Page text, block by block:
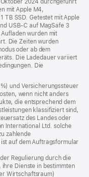
mit Apple M4,
TB SSD. Getestet mit Apple
USB‑C auf MagSafe 3
wurden mit
Die Zeiten wurden
oder ab dem
Die Ladedauer variiert
Die
und Versicherungssteuer
wenn nicht anders
die entsprechend dem
klassifiziert sind,
des Landes oder
International Ltd. solche
zahlende
auf dem Auftragsformular
Regulierung durch die
Dienste in bestimmten
Wirtschaftsraum)